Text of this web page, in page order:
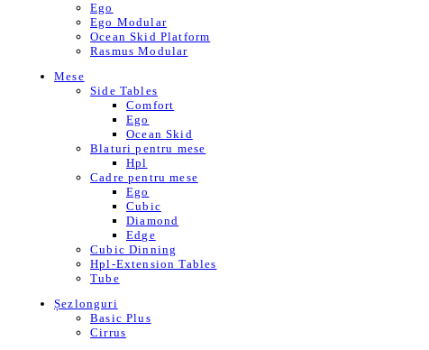
Ego
Ego Modular
Ocean Skid Platform
Rasmus Modular
Mese
Side Tables
Comfort
Ego
Ocean Skid
Blaturi pentru mese
Hpl
Cadre pentru mese
Ego
Cubic
Diamond
Edge
Cubic Dinning
Hpl-Extension Tables
Tube
Șezlonguri
Basic Plus
Cirrus